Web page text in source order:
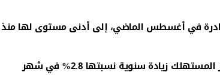
في أغسطس الماضي، إلى أدنى مستوى لها منذ
ووفقًا للبيانات الصادرة عن المكتب المركزي للإحصاء في هولندا، سجلت أسعار المستهلك زيادة سنوية نسبتها 2.8% في شهر